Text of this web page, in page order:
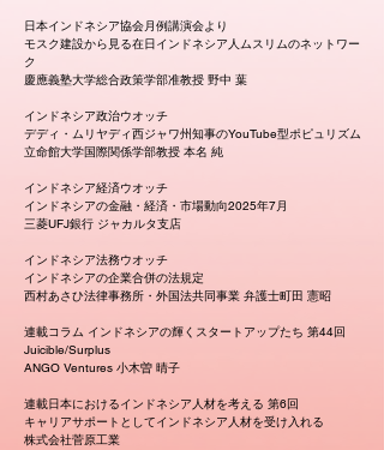
日本インドネシア協会月例講演会より
モスク建設から見る在日インドネシア人ムスリムのネットワー
ク
慶應義塾大学総合政策学部准教授 野中 葉
インドネシア政治ウオッチ
デディ・ムリヤディ西ジャワ州知事のYouTube型ポピュリズム
立命館大学国際関係学部教授 本名 純
インドネシア経済ウオッチ
インドネシアの金融・経済・市場動向2025年7月
三菱UFJ銀行 ジャカルタ支店
インドネシア法務ウオッチ
インドネシアの企業合併の法規定
西村あさひ法律事務所・外国法共同事業 弁護士町田 憲昭
連載コラム インドネシアの輝くスタートアップたち 第44回
Juicible/Surplus
ANGO Ventures 小木曽 晴子
連載日本におけるインドネシア人材を考える 第6回
キャリアサポートとしてインドネシア人材を受け入れる
株式会社菅原工業